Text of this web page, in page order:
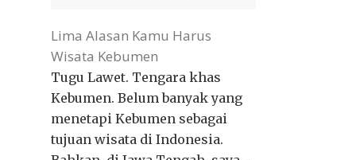
Lima Alasan Kamu Harus
Wisata Kebumen
Tugu Lawet. Tengara khas
Kebumen. Belum banyak yang
menetapi Kebumen sebagai
tujuan wisata di Indonesia.